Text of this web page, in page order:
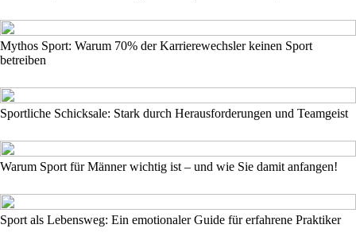
Mythos Sport: Warum 70% der Karrierewechsler keinen Sport
betreiben
Sportliche Schicksale: Stark durch Herausforderungen und Teamgeist
Warum Sport für Männer wichtig ist – und wie Sie damit anfangen!
Sport als Lebensweg: Ein emotionaler Guide für erfahrene Praktiker